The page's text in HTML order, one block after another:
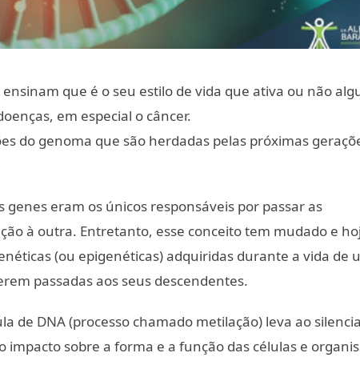
que é o seu estilo de vida que ativa ou não
em especial o câncer.
do genoma que são herdadas pelas próximas
eram os únicos responsáveis por passar as
à outra. Entretanto, esse conceito tem mudado e
(ou epigenéticas) adquiridas durante a vida de
passadas aos seus descendentes.
de DNA (processo chamado metilação) leva ao
sobre a forma e a função das células e